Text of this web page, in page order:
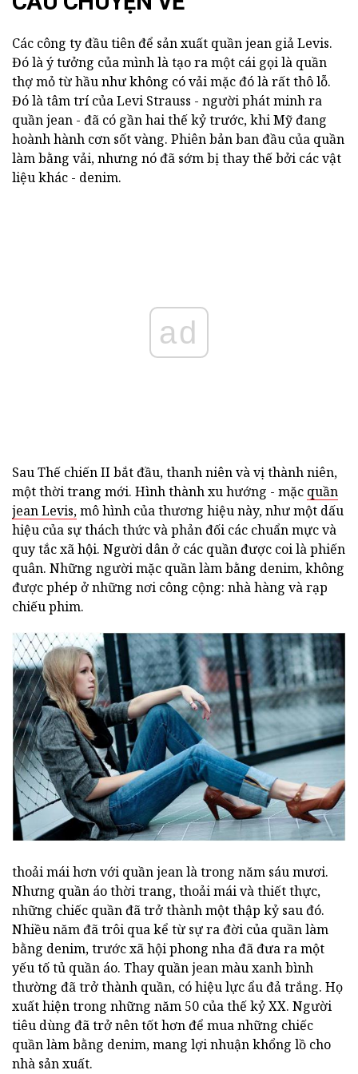
Các công ty đầu tiên để sản xuất quần jean giả Levis.
Đó là ý tưởng của mình là tạo ra một cái gọi là quần
thợ mỏ từ hầu như không có vải mặc đó là rất thô lỗ.
Đó là tâm trí của Levi Strauss - người phát minh ra
quần jean - đã có gần hai thế kỷ trước, khi Mỹ đang
hoành hành cơn sốt vàng. Phiên bản ban đầu của quần
làm bằng vải, nhưng nó đã sớm bị thay thế bởi các vật
liệu khác - denim.
ad
Sau Thế chiến II bắt đầu, thanh niên và vị thành niên,
một thời trang mới. Hình thành xu hướng - mặc quần
jean Levis,mô hình của thương hiệu này, như một dấu
hiệu của sự thách thức và phản đối các chuẩn mực và
quy tắc xã hội. Người dân ở các quần được coi là phiến
quân. Những người mặc quần làm bằng denim, không
được phép ở những nơi công cộng: nhà hàng và rạp
chiếu phim.
thoải mái hơn với quần jean là trong năm sáu mươi.
Nhưng quần áo thời trang, thoải mái và thiết thực,
những chiếc quần đã trở thành một thập kỷ sau đó.
Nhiều năm đã trôi qua kể từ sự ra đời của quần làm
bằng denim, trước xã hội phong nha đã đưa ra một
yếu tố tủ quần áo. Thay quần jean màu xanh bình
thường đã trở thành quần, có hiệu lực ẩu đả trắng. Họ
xuất hiện trong những năm 50 của thế kỷ XX. Người
tiêu dùng đã trở nên tốt hơn để mua những chiếc
quần làm bằng denim, mang lợi nhuận khổng lồ cho
nhà sản xuất.